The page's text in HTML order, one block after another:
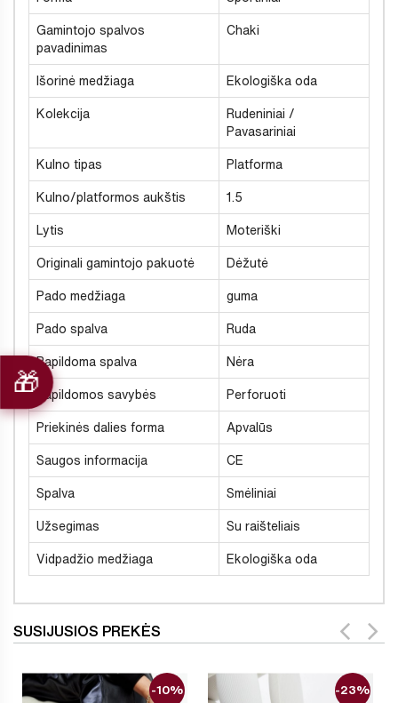
Gamintojo spalvos
pavadinimas
Chaki
Išorinė medžiaga Ekologiška oda
Kolekcija
Rudeniniai /
Pavasariniai
Kulno tipas Platforma
Kulno/platformos aukštis 1.5
Lytis Moteriški
Originali gamintojo pakuotė Dėžutė
Pado medžiaga guma
Pado spalva Ruda
Papildoma spalva Nėra
Papildomos savybės Perforuoti
Priekinės dalies forma Apvalūs
Saugos informacija CE
Spalva Smėliniai
Užsegimas Su raišteliais
Vidpadžio medžiaga Ekologiška oda
SUSIJUSIOS PREKĖS
-10% -23%